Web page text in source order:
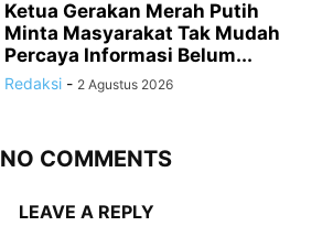
Ketua Gerakan Merah Putih
Minta Masyarakat Tak Mudah
Percaya Informasi Belum...
Redaksi - 2 Agustus 2026
NO COMMENTS
LEAVE A REPLY